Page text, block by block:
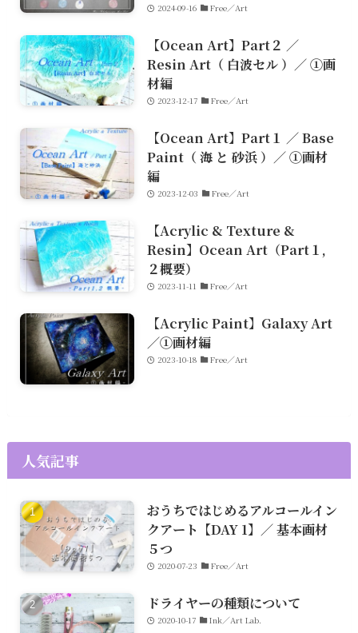
2024-09-16 Free／Art
【Ocean Art】Part２ ／
Resin Art（ 白波セル ）／ ①画
材編
2023-12-17 Free／Art
【Ocean Art】Part１ ／ Base
Paint（ 海 と 砂浜 ）／ ①画材
編
2023-12-03 Free／Art
【Acrylic & Texture &
Resin】Ocean Art（Part１,
２概要）
2023-11-11 Free／Art
【Acrylic Paint】Galaxy Art
／①画材編
2023-10-18 Free／Art
人気記事
おうちではじめるアルコールイン
クアート【DAY 1】／ 基本画材
５つ
2020-07-23 Free／Art
ドライヤーの種類について
2020-10-17 Ink／Art Lab.